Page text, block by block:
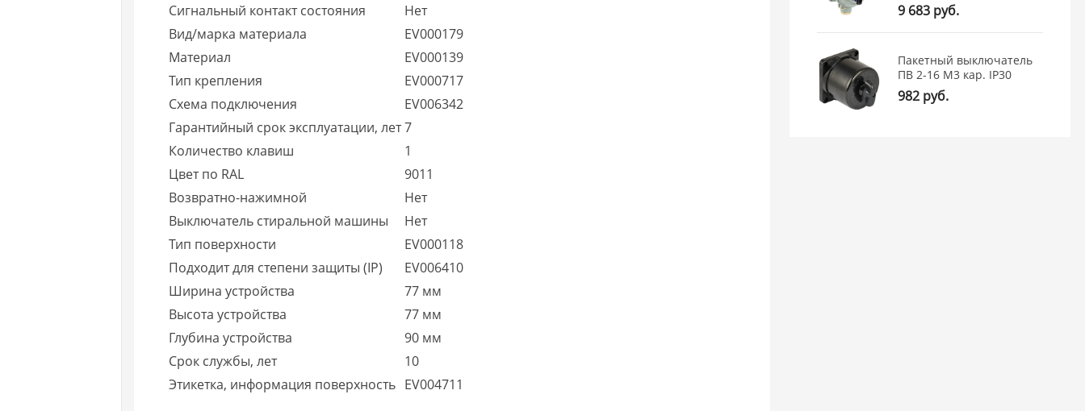
Сигнальный контакт состояния
Нет
Вид/марка материала
EV000179
Материал
EV000139
Тип крепления
EV000717
Схема подключения
EV006342
Гарантийный срок эксплуатации, лет7
Количество клавиш
1
Цвет по RAL
9011
Возвратно-нажимной
Нет
Выключатель стиральной машины
Нет
Тип поверхности
EV000118
Подходит для степени защиты (IP)
EV006410
Ширина устройства
77 мм
Высота устройства
77 мм
Глубина устройства
90 мм
Срок службы, лет
10
Этикетка, информация поверхность EV004711
9 683 руб.
Пакетный выключатель
ПВ 2-16 М3 кар. IP30
982 руб.